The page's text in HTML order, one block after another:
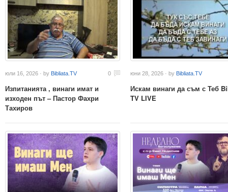
юли 16, 2026 · by Bibliata.TV 0
Изпитанията , винаги имат и
изходен път – Пастор Фахри
Тахиров
юни 28, 2026 · by Bibliata.TV
Искам винаги да съм с Теб
TV LIVE